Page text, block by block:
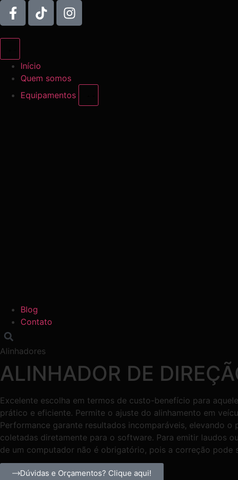
Início
Quem somos
Equipamentos
Blog
Contato
Alinhadores
ALINHADOR DE
Excelente escolha em termos de custo-benefício para
prático e eficiente. Permite o ajuste do alinhamento em
Performance garante resultados incomparáveis, elevando
coletadas diretamente para o software. Para emitir laudos
de um computador não é obrigatório, pois a correção pode
Dúvidas e Orçamentos? Clique aqui!